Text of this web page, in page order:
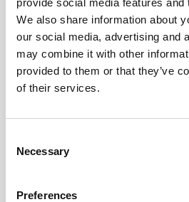
provide social media features and
We also share information about
our social media, advertising and
may combine it with other
provided to them or that they’ve
of their services.
Selection
Necessary
Preferences